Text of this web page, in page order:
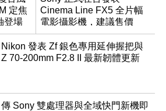
定焦
登場
Cinema Line FX5 全片幅
電影攝影機，建議售價
NT$144,980
Nikon 發表 Zf 銀色專用延伸握把與
Z 70-200mm F2.8 II 最新韌體更新
傳 Sony 雙處理器與全域快門新機即